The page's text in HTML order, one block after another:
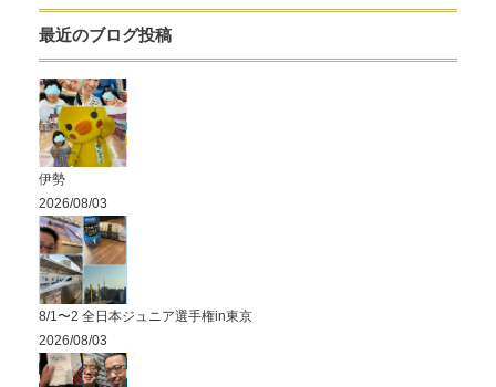
最近のブログ投稿
伊勢
2026/08/03
8/1〜2 全日本ジュニア選手権in東京
2026/08/03